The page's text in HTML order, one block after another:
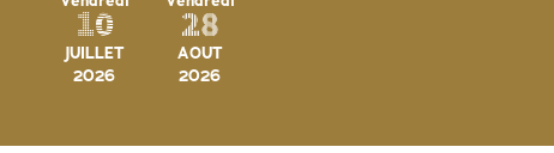
10
JUILLET
2026
28
AOUT
2026